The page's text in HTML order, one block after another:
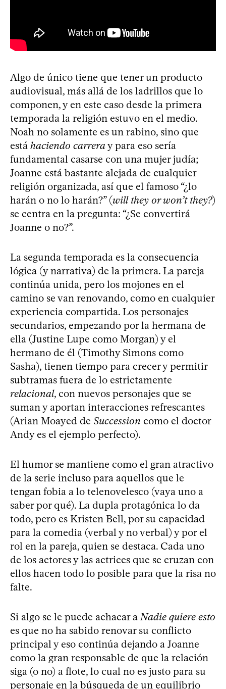
Algo de único tiene que tener un producto
audiovisual, más allá de los ladrillos que lo
componen, y en este caso desde la primera
temporada la religión estuvo en el medio.
Noah no solamente es un rabino, sino que
está haciendo carreray para eso sería
fundamental casarse con una mujer judía;
Joanne está bastante alejada de cualquier
religión organizada, así que el famoso “¿lo
harán o no lo harán?” (will they or won’t they?)
se centra en la pregunta: “¿Se convertirá
Joanne o no?”.
La segunda temporada es la consecuencia
lógica (y narrativa) de la primera. La pareja
continúa unida, pero los mojones en el
camino se van renovando, como en cualquier
experiencia compartida. Los personajes
secundarios, empezando por la hermana de
ella (Justine Lupe como Morgan) y el
hermano de él (Timothy Simons como
Sasha), tienen tiempo para crecer y permitir
subtramas fuera de lo estrictamente
relacional, con nuevos personajes que se
suman y aportan interacciones refrescantes
(Arian Moayed de Succession como el doctor
Andy es el ejemplo perfecto).
El humor se mantiene como el gran atractivo
de la serie incluso para aquellos que le
tengan fobia a lo telenovelesco (vaya uno a
saber por qué). La dupla protagónica lo da
todo, pero es Kristen Bell, por su capacidad
para la comedia (verbal y no verbal) y por el
rol en la pareja, quien se destaca. Cada uno
de los actores y las actrices que se cruzan con
ellos hacen todo lo posible para que la risa no
falte.
Si algo se le puede achacar aNadie quiere esto
es que no ha sabido renovar su conflicto
principal y eso continúa dejando a Joanne
como la gran responsable de que la relación
siga (o no) a flote, lo cual no es justo para su
personaje en la búsqueda de un equilibrio